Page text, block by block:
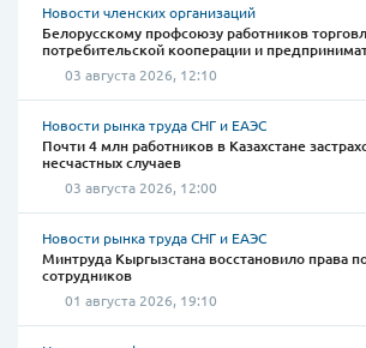
Новости членских организаций
Белорусскому профсоюзу работников
потребительской кооперации и
03 августа 2026, 12:10
Новости рынка труда СНГ и ЕАЭС
Почти 4 млн работников в Казахстане
несчастных случаев
03 августа 2026, 12:00
Новости рынка труда СНГ и ЕАЭС
Минтруда Кыргызстана восстановило права
сотрудников
01 августа 2026, 19:10